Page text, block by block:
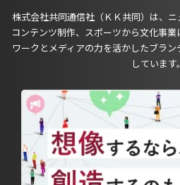
株式会社共同通信社（ＫＫ共同）は、
コンテンツ制作、スポーツから文化事
ワークとメディアの力を活かしたブラ
しています。